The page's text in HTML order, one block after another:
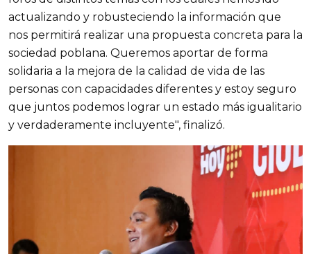
actualizando y robusteciendo la información que
nos permitirá realizar una propuesta concreta para la
sociedad poblana. Queremos aportar de forma
solidaria a la mejora de la calidad de vida de las
personas con capacidades diferentes y estoy seguro
que juntos podemos lograr un estado más igualitario
y verdaderamente incluyente", finalizó.